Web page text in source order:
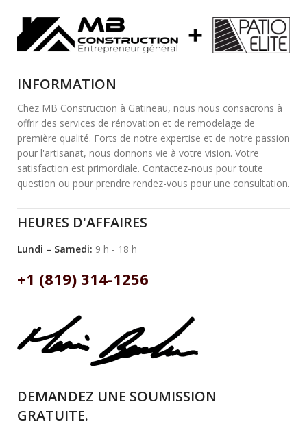
INFORMATION
Chez MB Construction à Gatineau, nous nous consacrons à
offrir des services de rénovation et de remodelage de
première qualité. Forts de notre expertise et de notre passion
pour l'artisanat, nous donnons vie à votre vision. Votre
satisfaction est primordiale. Contactez-nous pour toute
question ou pour prendre rendez-vous pour une consultation.
HEURES D'AFFAIRES
Lundi – Samedi: 9 h - 18 h
+1 (819) 314-1256
DEMANDEZ UNE SOUMISSION
GRATUITE.